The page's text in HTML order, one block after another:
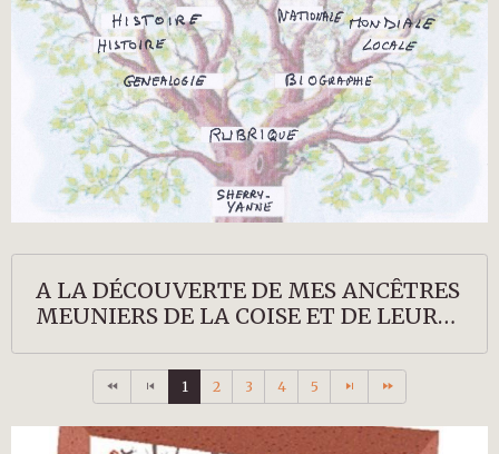
A LA DÉCOUVERTE DE MES ANCÊTRES
MEUNIERS DE LA COISE ET DE LEURS
1 2 3 4 5